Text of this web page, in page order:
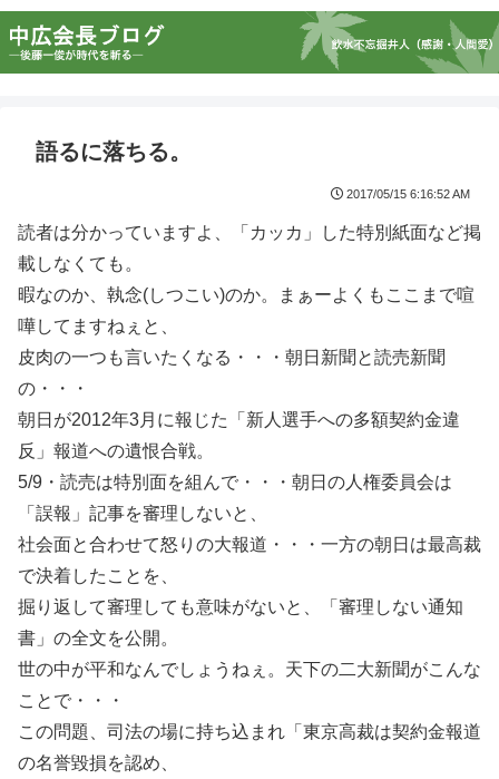
語るに落ちる。
2017/05/15 6:16:52 AM
読者は分かっていますよ、「カッカ」した特別紙面など掲
載しなくても。
暇なのか、執念(しつこい)のか。まぁーよくもここまで喧
嘩してますねぇと、
皮肉の一つも言いたくなる・・・朝日新聞と読売新聞
の・・・
朝日が2012年3月に報じた「新人選手への多額契約金違
反」報道への遺恨合戦。
5/9・読売は特別面を組んで・・・朝日の人権委員会は
「誤報」記事を審理しないと、
社会面と合わせて怒りの大報道・・・一方の朝日は最高裁
で決着したことを、
掘り返して審理しても意味がないと、「審理しない通知
書」の全文を公開。
世の中が平和なんでしょうねぇ。天下の二大新聞がこんな
ことで・・・
この問題、司法の場に持ち込まれ「東京高裁は契約金報道
の名誉毀損を認め、